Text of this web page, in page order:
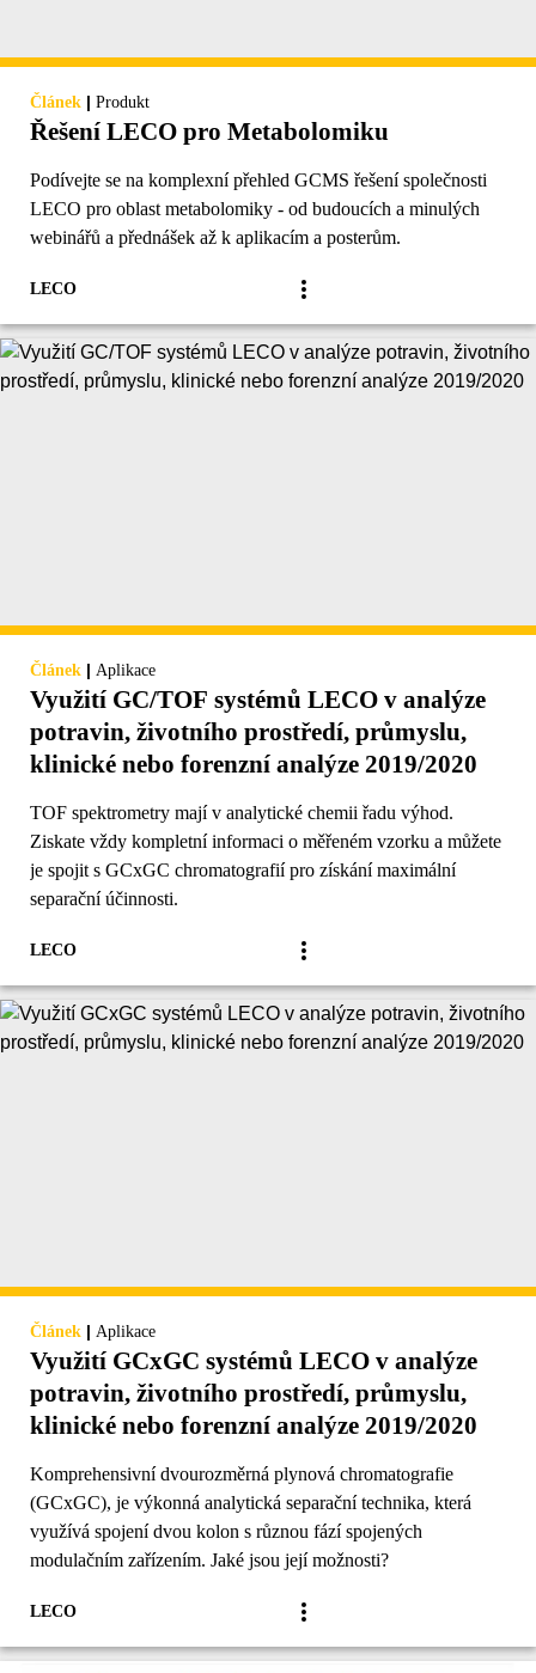
Článek | Produkt
Řešení LECO pro Metabolomiku
Podívejte se na komplexní přehled GCMS řešení společnosti
LECO pro oblast metabolomiky - od budoucích a minulých
webinářů a přednášek až k aplikacím a posterům.
LECO
Článek | Aplikace
Využití GC/TOF systémů LECO v analýze
potravin, životního prostředí, průmyslu,
klinické nebo forenzní analýze 2019/2020
TOF spektrometry mají v analytické chemii řadu výhod.
Ziskate vždy kompletní informaci o měřeném vzorku a můžete
je spojit s GCxGC chromatografií pro získání maximální
separační účinnosti.
LECO
Článek | Aplikace
Využití GCxGC systémů LECO v analýze
potravin, životního prostředí, průmyslu,
klinické nebo forenzní analýze 2019/2020
Komprehensivní dvourozměrná plynová chromatografie
(GCxGC), je výkonná analytická separační technika, která
využívá spojení dvou kolon s různou fází spojených
modulačním zařízením. Jaké jsou její možnosti?
LECO